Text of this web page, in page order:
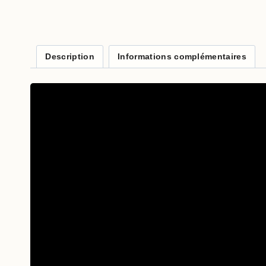
Description Informations complémentaires